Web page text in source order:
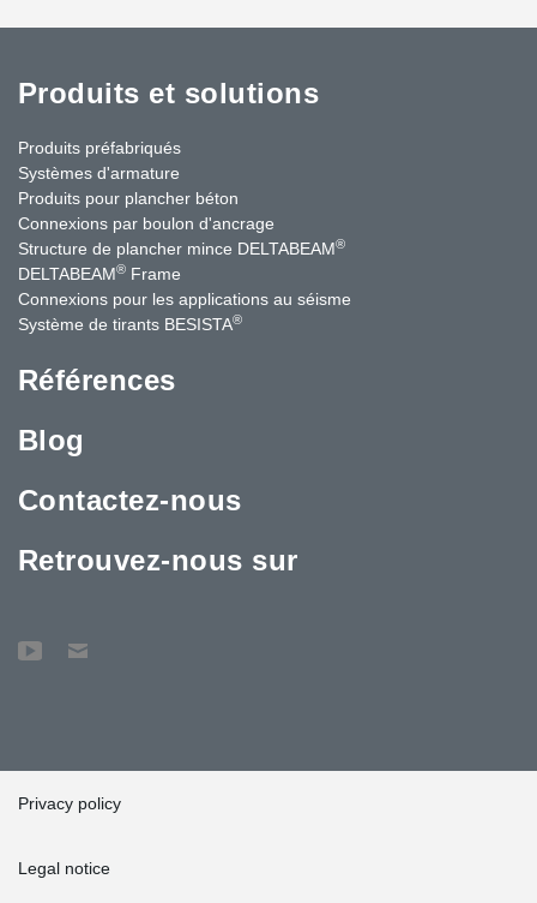
Produits et solutions
Produits préfabriqués
Systèmes d'armature
Produits pour plancher béton
Connexions par boulon d'ancrage
Structure de plancher mince DELTABEAM®
DELTABEAM® Frame
Connexions pour les applications au séisme
Système de tirants BESISTA®
Références
Blog
Contactez-nous
Retrouvez-nous sur
Privacy policy
Legal notice